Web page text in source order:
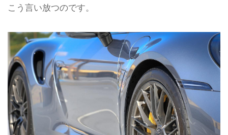
こう言い放つのです。